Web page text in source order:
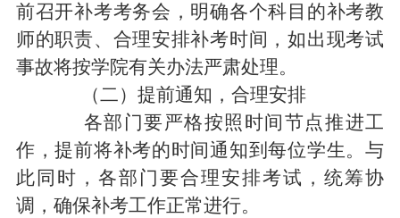
前召开补考考务会，明确各个科目的补考教
师的职责、合理安排补考时间 ，如出现考试
事故将按学院有关办法严肃处理。
（二） 提前通知，合理安排
各部门要严格按照时间节点推进工
作，提前将补考的时间通知到每位学生。与
此同时，各部门要合理安排考试 ，统筹协
调，确保补考工作正常进行。